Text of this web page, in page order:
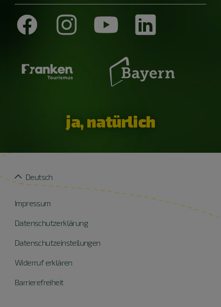
ja, natürlich
Impressum
Datenschutzerklärung
Datenschutzeinstellungen
Widerruf erklären
Barrierefreiheit
Deutsch